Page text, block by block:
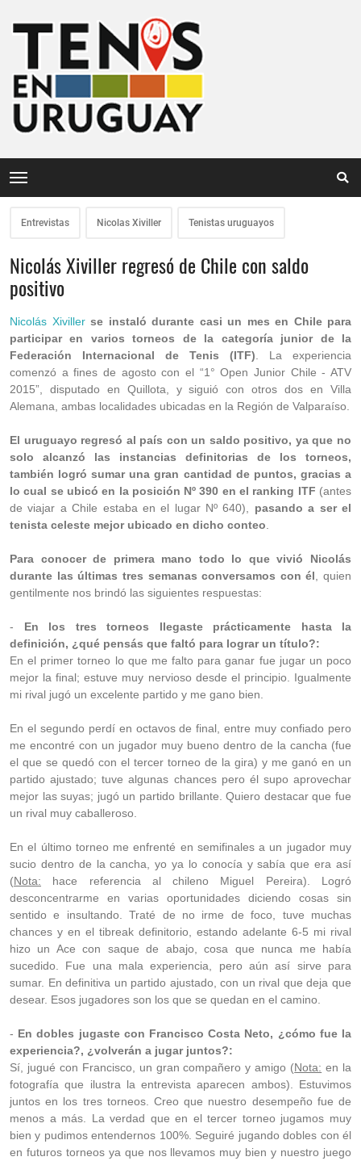
Entrevistas Nicolas Xiviller Tenistas uruguayos
Nicolás Xiviller regresó de Chile con saldo
positivo
Nicolás Xivillerse instaló durante casi un mes en Chile para
participar en varios torneos de la categoría junior de la
Federación Internacional de Tenis (ITF) . La experiencia
comenzó a fines de agosto con el “1° Open Junior Chile - ATV
2015”, disputado en Quillota, y siguió con otros dos en Villa
Alemana, ambas localidades ubicadas en la Región de Valparaíso.
El uruguayo regresó al país con un saldo positivo, ya que no
solo alcanzó las instancias definitorias de los torneos,
también logró sumar una gran cantidad de puntos, gracias a
lo cual se ubicó en la posición Nº 390 en el ranking ITF (antes
de viajar a Chile estaba en el lugar Nº 640), pasando a ser el
tenista celeste mejor ubicado en dicho conteo
Para conocer de primera mano todo lo que vivió Nicolás
durante las últimas tres semanas conversamos con él , quien
gentilmente nos brindó las siguientes respuestas:
- En los tres torneos llegaste prácticamente hasta la
definición, ¿qué pensás que faltó para lograr un título?:
En el primer torneo lo que me falto para ganar fue jugar un poco
mejor la final; estuve muy nervioso desde el principio. Igualmente
mi rival jugó un excelente partido y me gano bien.
En el segundo perdí en octavos de final, entre muy confiado pero
me encontré con un jugador muy bueno dentro de la cancha (fue
el que se quedó con el tercer torneo de la gira) y me ganó en un
partido ajustado; tuve algunas chances pero él supo aprovechar
mejor las suyas; jugó un partido brillante. Quiero destacar que fue
un rival muy caballeroso.
En el último torneo me enfrenté en semifinales a un jugador muy
sucio dentro de la cancha, yo ya lo conocía y sabía que era así
(Nota: hace referencia al chileno Miguel Pereira). Logró
desconcentrarme en varias oportunidades diciendo cosas sin
sentido e insultando. Traté de no irme de foco, tuve muchas
chances y en el tibreak definitorio, estando adelante 6-5 mi rival
hizo un Ace con saque de abajo, cosa que nunca me había
sucedido. Fue una mala experiencia, pero aún así sirve para
sumar. En definitiva un partido ajustado, con un rival que deja que
desear. Esos jugadores son los que se quedan en el camino.
- En dobles jugaste con Francisco Costa Neto, ¿cómo fue la
experiencia?, ¿volverán a jugar juntos?:
Sí, jugué con Francisco, un gran compañero y amigo (Nota: en la
fotografía que ilustra la entrevista aparecen ambos). Estuvimos
juntos en los tres torneos. Creo que nuestro desempeño fue de
menos a más. La verdad que en el tercer torneo jugamos muy
bien y pudimos entendernos 100%. Seguiré jugando dobles con él
en futuros torneos ya que nos llevamos muy bien y nuestro juego